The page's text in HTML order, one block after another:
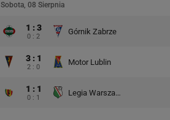
Sobota, 08 Sierpnia
1 : 3
0 : 2
Górnik Zabrze
3 : 1
2 : 0
Motor Lublin
1 : 1
0 : 1
Legia Warszawa